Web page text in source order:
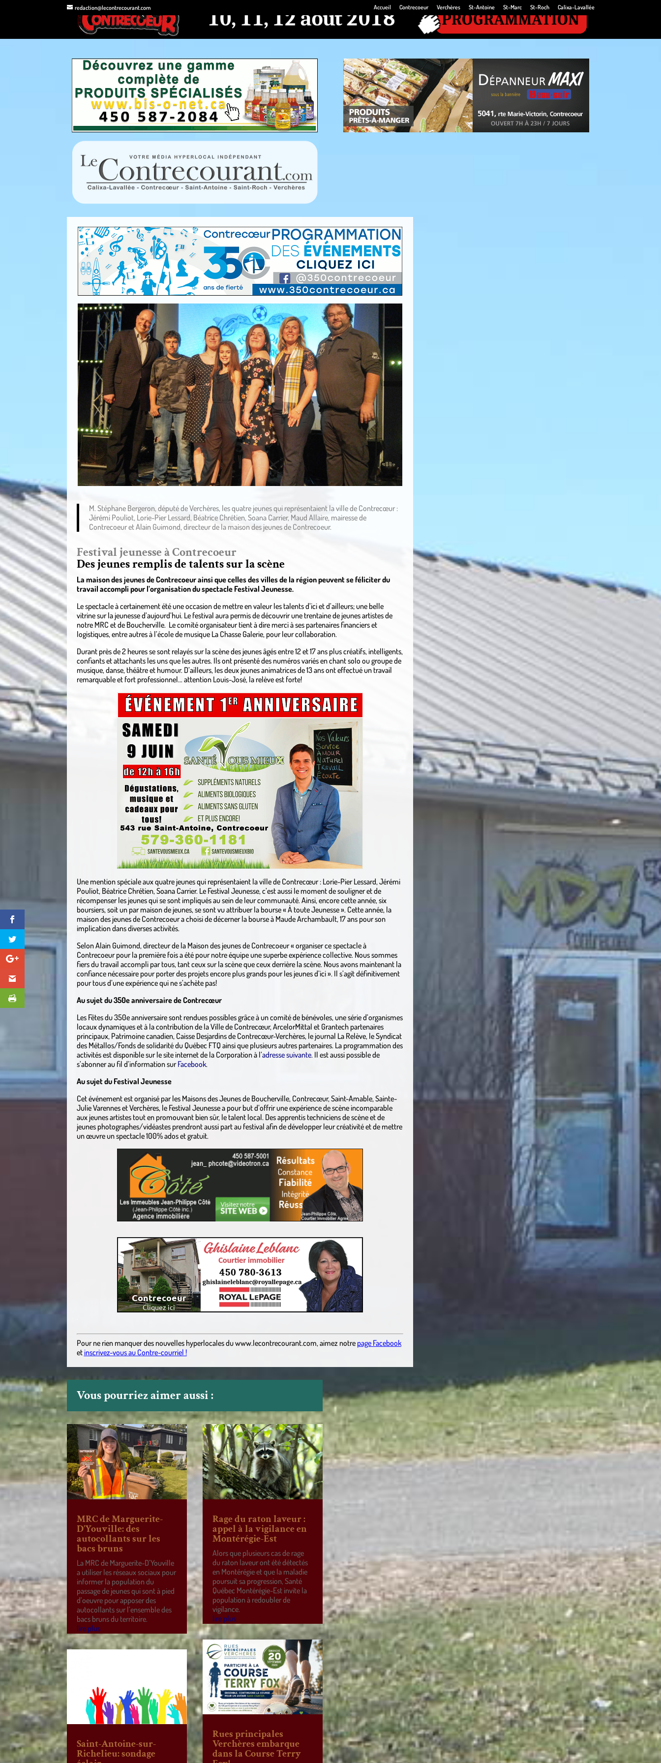
redaction@lecontrecourant.com Accueil Contrecoeur Verchères St-Antoine St-Marc St-Roch Calixa-Lavallée
M. Stéphane Bergeron, député de Verchères, les quatre jeunes qui représentaient la ville de Contrecœur :
Jérémi Pouliot, Lorie-Pier Lessard, Béatrice Chrétien, Soana Carrier, Maud Allaire, mairesse de
Contrecoeur et Alain Guimond, directeur de la maison des jeunes de Contrecoeur.
Festival jeunesse à Contrecoeur
Des jeunes remplis de talents sur la scène
La maison des jeunes de Contrecoeur ainsi que celles des villes de la région peuvent se féliciter du
travail accompli pour l’organisation du spectacle Festival Jeunesse.
Le spectacle à certainement été une occasion de mettre en valeur les talents d’ici et d’ailleurs; une belle
vitrine sur la jeunesse d’aujourd’hui. Le festival aura permis de découvrir une trentaine de jeunes artistes de
notre MRC et de Boucherville. Le comité organisateur tient à dire merci à ses partenaires financiers et
logistiques, entre autres à l’école de musique La Chasse Galerie, pour leur collaboration.
Durant près de 2 heures se sont relayés sur la scène des jeunes âgés entre 12 et 17 ans plus créatifs, intelligents,
confiants et attachants les uns que les autres. Ils ont présenté des numéros variés en chant solo ou groupe de
musique, danse, théâtre et humour. D’ailleurs, les deux jeunes animatrices de 13 ans ont effectué un travail
remarquable et fort professionnel… attention Louis-José, la relève est forte!
Une mention spéciale aux quatre jeunes qui représentaient la ville de Contrecœur : Lorie-Pier Lessard, Jérémi
Pouliot, Béatrice Chrétien, Soana Carrier. Le Festival Jeunesse, c’est aussi le moment de souligner et de
récompenser les jeunes qui se sont impliqués au sein de leur communauté. Ainsi, encore cette année, six
boursiers, soit un par maison de jeunes, se sont vu attribuer la bourse « À toute Jeunesse ». Cette année, la
maison des jeunes de Contrecoeur a choisi de décerner la bourse à Maude Archambault, 17 ans pour son
implication dans diverses activités.
Selon Alain Guimond, directeur de la Maison des jeunes de Contrecoeur « organiser ce spectacle à
Contrecoeur pour la première fois a été pour notre équipe une superbe expérience collective. Nous sommes
fiers du travail accompli par tous, tant ceux sur la scène que ceux derrière la scène. Nous avons maintenant la
confiance nécessaire pour porter des projets encore plus grands pour les jeunes d’ici ». Il s’agit définitivement
pour tous d’une expérience qui ne s’achète pas!
Au sujet du 350e anniversaire de Contrecœur
Les Fêtes du 350e anniversaire sont rendues possibles grâce à un comité de bénévoles, une série d’organismes
locaux dynamiques et à la contribution de la Ville de Contrecœur, ArcelorMittal et Grantech partenaires
principaux, Patrimoine canadien, Caisse Desjardins de Contrecœur-Verchères, le journal La Relève, le Syndicat
des Métallos/Fonds de solidarité du Québec FTQ ainsi que plusieurs autres partenaires. La programmation des
activités est disponible sur le site internet de la Corporation à l’adresse suivante. Il est aussi possible de
s’abonner au fil d’information surFacebook.
Au sujet du Festival Jeunesse
Cet événement est organisé par les Maisons des Jeunes de Boucherville, Contrecœur, Saint-Amable, Sainte-
Julie Varennes et Verchères, le Festival Jeunesse a pour but d’offrir une expérience de scène incomparable
aux jeunes artistes tout en promouvant bien sûr, le talent local. Des apprentis techniciens de scène et de
jeunes photographes/vidéastes prendront aussi part au festival afin de développer leur créativité et de mettre
un œuvre un spectacle 100% ados et gratuit.
Pour ne rien manquer des nouvelles hyperlocalesduwww.lecontrecourant.com,aimez notre page Facebook
etinscrivez-vous au Contre-courriel !
Vous pourriez aimer aussi :
MRC de Marguerite-
D’Youville: des
autocollants sur les
bacs bruns
La MRC de Marguerite-D’Youville
a utiliser les réseaux sociaux pour
informer la population du
passage de jeunes qui sont à pied
d’oeuvre pour apposer des
autocollants sur l’ensemble des
bacs bruns du territoire.
lire plus
Saint-Antoine-sur-
Richelieu: sondage
Rage du raton laveur :
appel à la vigilance en
Montérégie-Est
Alors que plusieurs cas de rage
du raton laveur ont été détectés
en Montérégie et que la maladie
poursuit sa progression, Santé
Québec Montérégie-Est invite la
population à redoubler de
vigilance.
lire plus
Rues principales
Verchères embarque
dans la Course Terry